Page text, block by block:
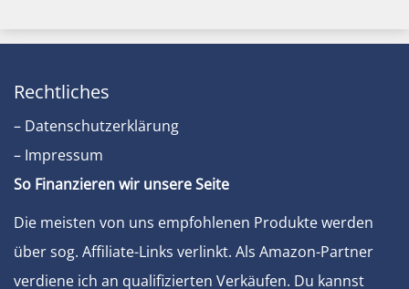
Rechtliches
– Datenschutzerklärung
– Impressum
So Finanzieren wir unsere Seite
Die meisten von uns empfohlenen Produkte werden
über sog. Affiliate-Links verlinkt. Als Amazon-Partner
verdiene ich an qualifizierten Verkäufen. Du kannst